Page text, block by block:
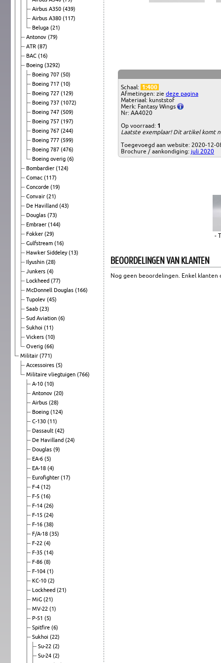
Airbus A350 (439)
Airbus A380 (117)
Beluga (21)
Antonov (79)
ATR (87)
BAC (16)
Boeing (3292)
Boeing 707 (50)
Boeing 717 (10)
Boeing 727 (129)
Boeing 737 (1072)
Boeing 747 (509)
Boeing 757 (197)
Boeing 767 (244)
Boeing 777 (599)
Boeing 787 (476)
Boeing overig (6)
Bombardier (124)
Comac (117)
Concorde (19)
Convair (21)
De Havilland (43)
Douglas (73)
Embraer (144)
Fokker (29)
Gulfstream (16)
Hawker Siddeley(13)
Ilyushin (28)
Junkers (4)
Lockheed (77)
McDonnell Douglas (166)
Tupolev (45)
Saab (23)
Sud Aviation (6)
Sukhoi (11)
Vickers (10)
Overig (66)
Militair (771)
Accessoires (5)
Militaire vliegtuigen (766)
A-10 (10)
Antonov (20)
Airbus (28)
Boeing (124)
C-130 (11)
Dassault (42)
De Havilland (24)
Douglas (9)
EA-6 (5)
EA-18 (4)
Eurofighter (17)
F-4 (12)
F-5 (16)
F-14 (26)
F-15 (24)
F-16 (38)
F/A-18 (35)
F-22 (4)
F-35 (14)
F-86 (8)
F-104 (1)
KC-10 (2)
Lockheed (21)
MiG (21)
MV-22 (1)
P-51 (5)
Spitfire (6)
Sukhoi (22)
Su-22 (2)
Su-24 (2)
Schaal: 1:400
Afmetingen: zie deze pagina
Materiaal: kunststof
Merk: Fantasy Wings
Nr: AA4020
Op voorraad: 1
Laatste exemplaar! Dit artikel komt
Toegevoegd aan website: 2020-12-
Brochure / aankondiging: juli 2020
-
BEOORDELINGEN VAN KLANTEN
Nog geen beoordelingen. Enkel